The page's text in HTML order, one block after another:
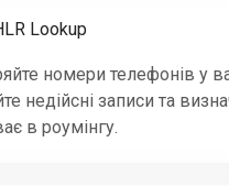
Lookup
номери телефонів у
недійсні записи та
в роумінгу.